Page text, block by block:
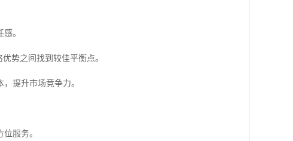
。
势之间找到较佳平衡点。
提升市场竞争力。
服务。